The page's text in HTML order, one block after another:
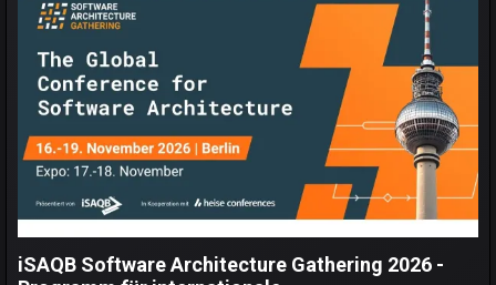
iSAQB Software Architecture Gathering 2026 -